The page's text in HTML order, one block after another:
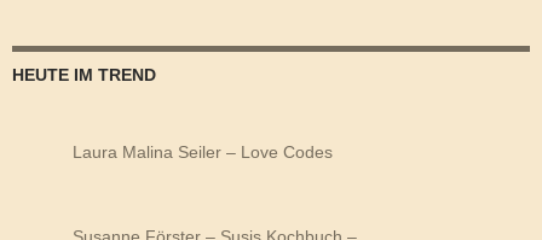
HEUTE IM TREND
Laura Malina Seiler – Love Codes
Susanne Förster – Susis Kochbuch –…